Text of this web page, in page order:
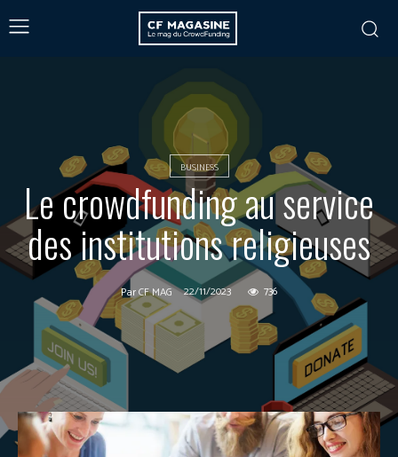
BUSINESS
Le crowdfunding au service
des institutions religieuses
ParCF MAG 22/11/2023 736